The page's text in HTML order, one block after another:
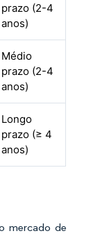
prazo (2-4
anos)
Médio
prazo (2-4
anos)
Longo
prazo (≥ 4
anos)
mercado de